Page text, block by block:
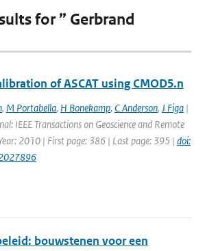
for ” Gerbrand
of ASCAT using CMOD5.n
, M Portabella, H Bonekamp, C Anderson, J Figa |
IEEE Transactions on Geoscience and Remote
2010 | First page: 386 | Last page: 395 | doi:
bouwstenen voor een